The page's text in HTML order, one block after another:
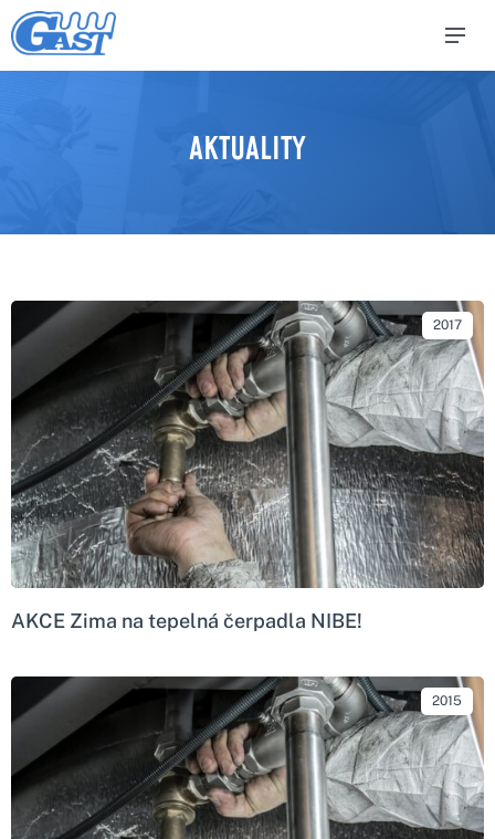
AKTUALITY
AKCE Zima na tepelná čerpadla NIBE!
2017
2015